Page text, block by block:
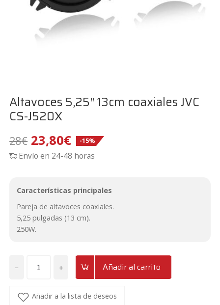
Altavoces 5,25″ 13cm coaxiales JVC
CS-J520X
28€ El
precio
era:
28€.
23,80€El
precio
es:
23,80€.
-15%
Envío en 24-48 horas
Características principales
Pareja de altavoces coaxiales.
5,25 pulgadas (13 cm).
250W.
−
Altavoces
13cm
+ Añadir al carrito
Añadir a la lista de deseos